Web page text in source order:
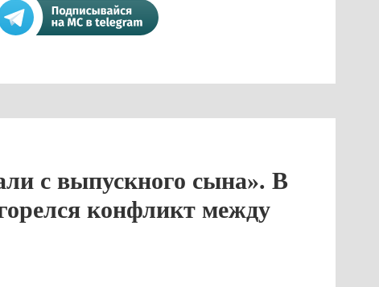
с выпускного сына». В
конфликт между